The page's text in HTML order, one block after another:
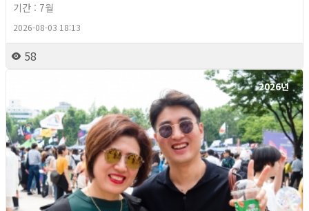
기간 : 7월
2026-08-03 18:13
58
2026년